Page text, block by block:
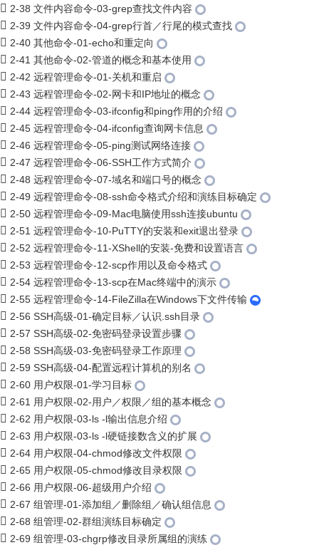
2-38 文件内容命令-03-grep查找文件内容
2-39 文件内容命令-04-grep行首／行尾的模式查找
2-40 其他命令-01-echo和重定向
2-41 其他命令-02-管道的概念和基本使用
2-42 远程管理命令-01-关机和重启
2-43 远程管理命令-02-网卡和IP地址的概念
2-44 远程管理命令-03-ifconfig和ping作用的介绍
2-45 远程管理命令-04-ifconfig查询网卡信息
2-46 远程管理命令-05-ping测试网络连接
2-47 远程管理命令-06-SSH工作方式简介
2-48 远程管理命令-07-域名和端口号的概念
2-49 远程管理命令-08-ssh命令格式介绍和演练目标确定
2-50 远程管理命令-09-Mac电脑使用ssh连接ubuntu
2-51 远程管理命令-10-PuTTY的安装和exit退出登录
2-52 远程管理命令-11-XShell的安装-免费和设置语言
2-53 远程管理命令-12-scp作用以及命令格式
2-54 远程管理命令-13-scp在Mac终端中的演示
2-55 远程管理命令-14-FileZilla在Windows下文件传输
2-56 SSH高级-01-确定目标／认识.ssh目录
2-57 SSH高级-02-免密码登录设置步骤
2-58 SSH高级-03-免密码登录工作原理
2-59 SSH高级-04-配置远程计算机的别名
2-60 用户权限-01-学习目标
2-61 用户权限-02-用户／权限／组的基本概念
2-62 用户权限-03-ls -l输出信息介绍
2-63 用户权限-03-ls -l硬链接数含义的扩展
2-64 用户权限-04-chmod修改文件权限
2-65 用户权限-05-chmod修改目录权限
2-66 用户权限-06-超级用户介绍
2-67 组管理-01-添加组／删除组／确认组信息
2-68 组管理-02-群组演练目标确定
2-69 组管理-03-chgrp修改目录所属组的演练